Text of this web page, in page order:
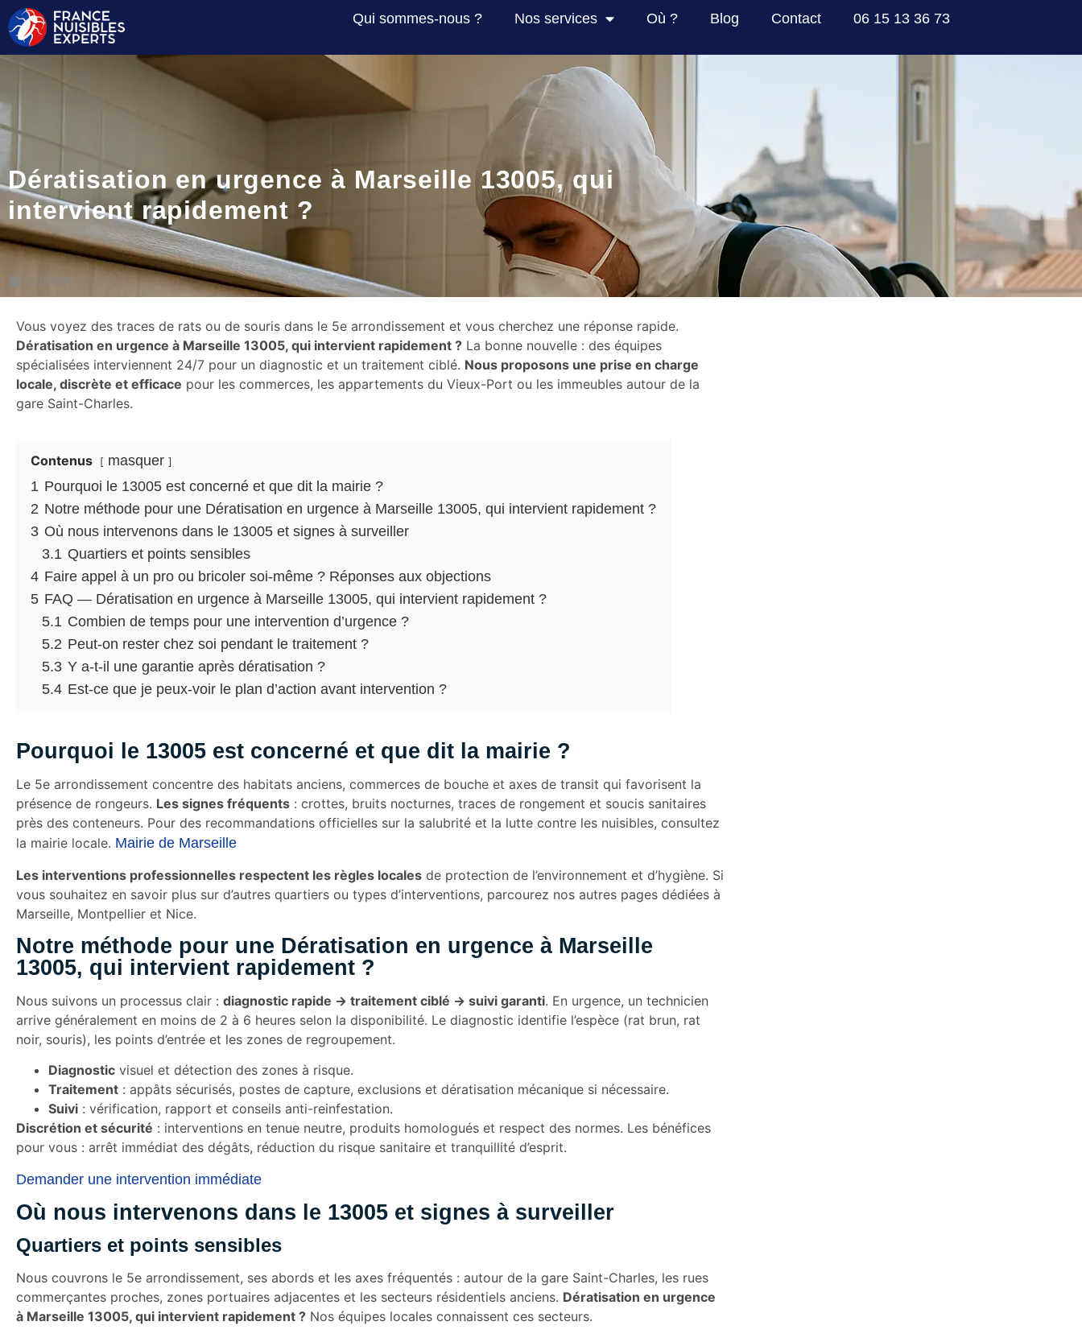
Qui sommes-nous ? Nos services Où ? Blog Contact 06 15 13 36 73
Dératisation en urgence à Marseille 13005, qui
intervient rapidement ?
03/10/2025
Vous voyez des traces de rats ou de souris dans le 5e arrondissement et vous cherchez une réponse rapide.
Dératisation en urgence à Marseille 13005, qui intervient rapidement ? La bonne nouvelle : des équipes
spécialisées interviennent 24/7 pour un diagnostic et un traitement ciblé. Nous proposons une prise en charge
locale, discrète et efficace pour les commerces, les appartements du Vieux-Port ou les immeubles autour de la
gare Saint-Charles.
Contenus
masquer
1 Pourquoi le 13005 est concerné et que dit la mairie ?
2 Notre méthode pour une Dératisation en urgence à Marseille 13005, qui intervient rapidement ?
3 Où nous intervenons dans le 13005 et signes à surveiller
3.1 Quartiers et points sensibles
4 Faire appel à un pro ou bricoler soi-même ? Réponses aux objections
5 FAQ — Dératisation en urgence à Marseille 13005, qui intervient rapidement ?
5.1 Combien de temps pour une intervention d’urgence ?
5.2 Peut-on rester chez soi pendant le traitement ?
5.3 Y a-t-il une garantie après dératisation ?
5.4 Est-ce que je peux-voir le plan d’action avant intervention ?
Pourquoi le 13005 est concerné et que dit la mairie ?
Le 5e arrondissement concentre des habitats anciens, commerces de bouche et axes de transit qui favorisent la
présence de rongeurs. Les signes fréquents : crottes, bruits nocturnes, traces de rongement et soucis sanitaires
près des conteneurs. Pour des recommandations officielles sur la salubrité et la lutte contre les nuisibles, consultez
la mairie locale. Mairie de Marseille
Les interventions professionnelles respectent les règles locales de protection de l’environnement et d’hygiène. Si
vous souhaitez en savoir plus sur d’autres quartiers ou types d’interventions, parcourez nos autres pages dédiées à
Marseille, Montpellier et Nice.
Notre méthode pour une Dératisation en urgence à Marseille
13005, qui intervient rapidement ?
Nous suivons un processus clair : diagnostic rapide → traitement ciblé → suivi garanti. En urgence, un technicien
arrive généralement en moins de 2 à 6 heures selon la disponibilité. Le diagnostic identifie l’espèce (rat brun, rat
noir, souris), les points d’entrée et les zones de regroupement.
Diagnostic visuel et détection des zones à risque.
Traitement : appâts sécurisés, postes de capture, exclusions et dératisation mécanique si nécessaire.
Suivi : vérification, rapport et conseils anti-reinfestation.
Discrétion et sécurité : interventions en tenue neutre, produits homologués et respect des normes. Les bénéfices
pour vous : arrêt immédiat des dégâts, réduction du risque sanitaire et tranquillité d’esprit.
Demander une intervention immédiate
Où nous intervenons dans le 13005 et signes à surveiller
Quartiers et points sensibles
Nous couvrons le 5e arrondissement, ses abords et les axes fréquentés : autour de la gare Saint-Charles, les rues
commerçantes proches, zones portuaires adjacentes et les secteurs résidentiels anciens. Dératisation en urgence
à Marseille 13005, qui intervient rapidement ? Nos équipes locales connaissent ces secteurs.